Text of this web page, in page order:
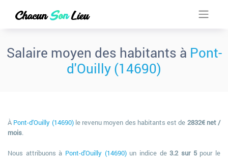
Salaire moyen des habitants à Pont-
d'Ouilly (14690)
À Pont-d'Ouilly (14690)le revenu moyen des habitants est de 2832€ net /
mois.
Nous attribuons à Pont-d'Ouilly (14690)un indice de3.2 sur 5pour le